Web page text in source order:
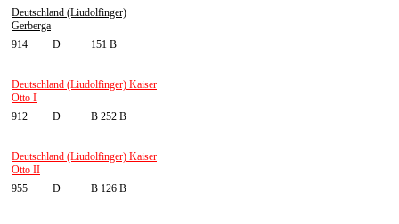
Deutschland (Liudolfinger)
Gerberga
914
D 151 B
Deutschland (Liudolfinger) Kaiser
Otto I
912
D B 252 B
Deutschland (Liudolfinger) Kaiser
Otto II
955
D B 126 B